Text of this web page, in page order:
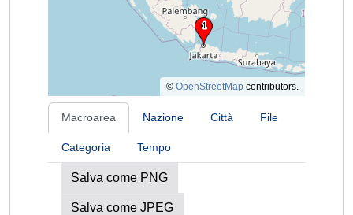
© OpenStreetMap contributors.
Macroarea Nazione Città File
Categoria Tempo
Salva come PNG
Salva come JPEG